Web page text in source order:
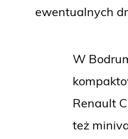
ewentualnych
W
Renault
też